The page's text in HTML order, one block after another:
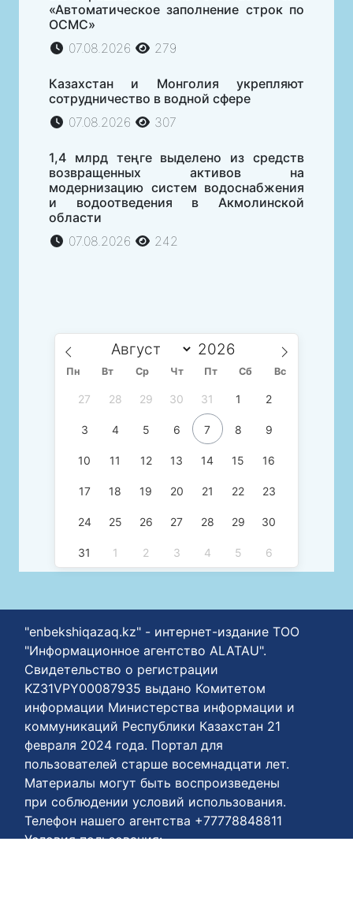
«Автоматическое заполнение строк по
ОСМС»
07.08.2026
279
Казахстан и Монголия укрепляют
сотрудничество в водной сфере
07.08.2026
307
1,4 млрд теңге выделено из средств
возвращенных активов на
модернизацию систем водоснабжения
и водоотведения в Акмолинской
области
07.08.2026
242
Пн Вт Ср Чт Пт Сб Вс
27 28 29 30 31 1 2
3 4 5 6 7 8 9
10 11 12 13 14 15 16
17 18 19 20 21 22 23
24 25 26 27 28 29 30
31 1 2 3 4 5 6
"enbekshiqazaq.kz" - интернет-издание ТОО
"Информационное агентство ALATAU".
Свидетельство о регистрации
KZ31VPY00087935 выдано Комитетом
информации Министерства информации и
коммуникаций Республики Казахстан 21
февраля 2024 года. Портал для
пользователей старше восемнадцати лет.
Материалы могут быть воспроизведены
при соблюдении условий использования.
Телефон нашего агентства +77778848811
Условия пользования: